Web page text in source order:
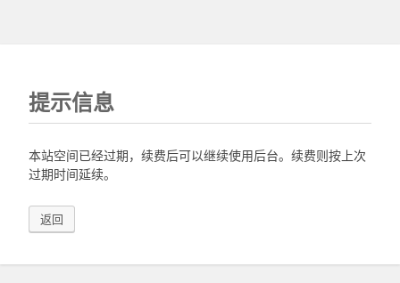
提示信息
本站空间已经过期，续费后可以继续使用后台。续费则按上次
过期时间延续。
返回